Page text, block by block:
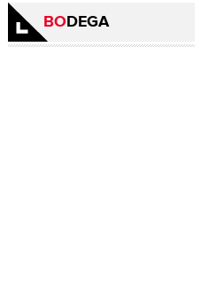
BODEGA